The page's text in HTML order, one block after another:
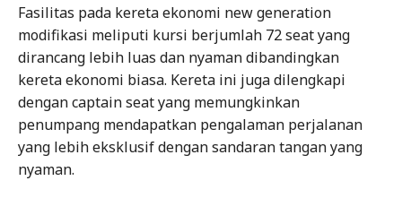
Fasilitas pada kereta ekonomi new generation
modifikasi meliputi kursi berjumlah 72 seat yang
dirancang lebih luas dan nyaman dibandingkan
kereta ekonomi biasa. Kereta ini juga dilengkapi
dengan captain seat yang memungkinkan
penumpang mendapatkan pengalaman perjalanan
yang lebih eksklusif dengan sandaran tangan yang
nyaman.